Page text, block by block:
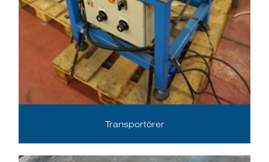
Transportörer